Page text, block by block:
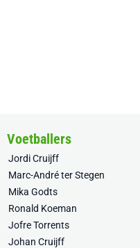
Voetballers
Jordi Cruijff
Marc-André ter Stegen
Mika Godts
Ronald Koeman
Jofre Torrents
Johan Cruijff